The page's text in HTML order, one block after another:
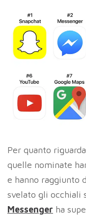
Per quanto
quelle nominate
e hanno raggiunto
svelato gli occhiali
Messenger ha